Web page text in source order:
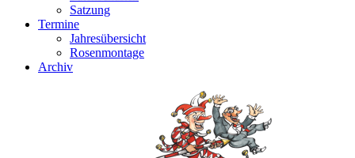
Satzung
Termine
Jahresübersicht
Rosenmontage
Archiv